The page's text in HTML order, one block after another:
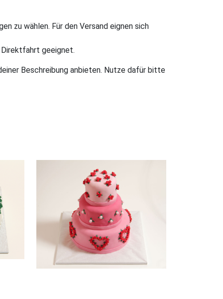
zu wählen. Für den Versand eignen sich
Direktfahrt geeignet.
Beschreibung anbieten. Nutze dafür bitte